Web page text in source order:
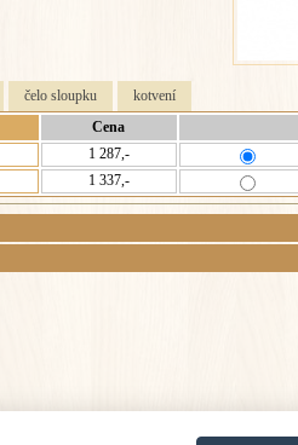
čelo sloupku
kotvení
Cena
1 287,-
1 337,-